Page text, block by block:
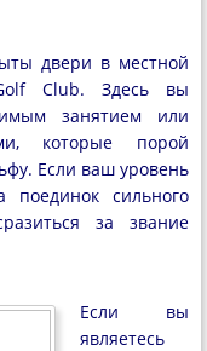
двери в местной
Club. Здесь вы
занятием или
которые порой
Если ваш уровень
поединок сильного
за звание
Если вы
являетесь